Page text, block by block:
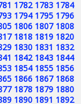
1782 1783 1784
1794 1795 1796
1806 1807 1808
1818 1819 1820
1830 1831 1832
1842 1843 1844
1854 1855 1856
1866 1867 1868
1878 1879 1880
1890 1891 1892